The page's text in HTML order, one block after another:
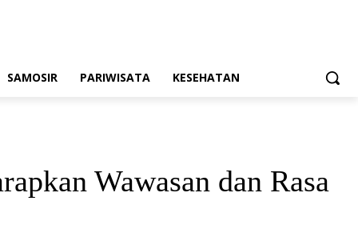
SAMOSIR PARIWISATA KESEHATAN
Wawasan dan Rasa